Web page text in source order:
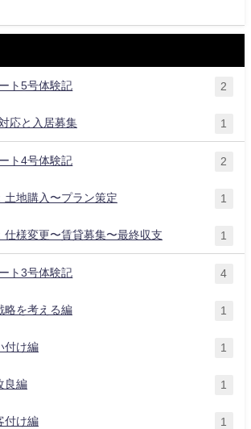
ト5号体験記 2
応と入居募集 1
ト4号体験記 2
土地購入〜プラン策定 1
仕様変更〜賃貸募集〜最終収支 1
ト3号体験記 4
略を考える編 1
付け編 1
良編 1
付け編 1